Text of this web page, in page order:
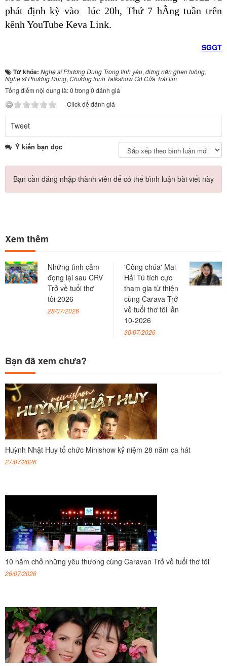
phát định kỳ vào  lúc 20h, Thứ 7 hẰng tuần trên
kênh YouTube Keva Link.
SGGT
Từ khóa: Nghệ sĩ Phương Dung Trong tình yêu, đừng nên ghen tuông,
Nghệ sĩ Phương Dung, Chương trình Talkshow Gõ Cửa Trái tim
Tổng điểm nội dung là: 0 trong 0 đánh giá
Click để đánh giá
Tweet
Ý kiến bạn đọc
Bạn cần đăng nhập thành viên để có thể bình luận bài viết này
Xem thêm
Những tình cảm
đọng lại sau CRV
Trở về tuổi thơ
tôi 2026
28/07/2026
'Công chúa' Mai
Hải Tú tích cực
tham gia từ thiện
cùng Carava Trở
về tuổi thơ tôi lần
10-2026
30/07/2026
Bạn đã xem chưa?
Huỳnh Nhật Huy tổ chức Minishow kỷ niệm 28 năm ca hát
27/07/2026
10 năm chở những yêu thương cùng Caravan Trở về tuổi thơ tôi
26/07/2026